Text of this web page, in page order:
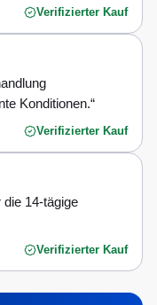
Verifizierter Kauf
Konditionen.“
Verifizierter Kauf
14-tägige
Verifizierter Kauf